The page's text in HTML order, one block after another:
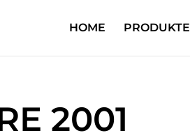
HOME PRODUKTE
2001